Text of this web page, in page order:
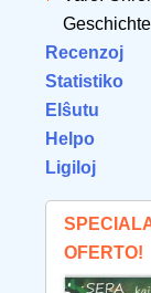
Recenzoj
Statistiko
Elŝutu
Helpo
Ligiloj
OFERTO!